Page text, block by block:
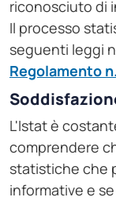
riconosciuto di
Il processo
seguenti leggi
Regolamento
L'Istat è
comprendere
statistiche che
informative e